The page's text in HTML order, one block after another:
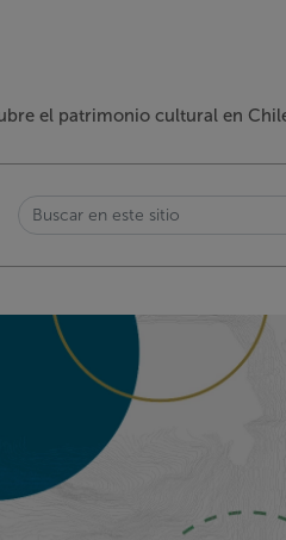
el patrimonio cultural en
Buscar